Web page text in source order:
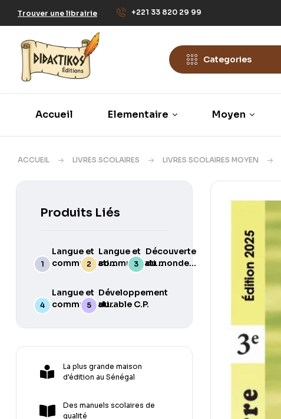
Trouver une librairie +221 33 820 29 99
Categories
Accueil Elementaire Moyen
ACCUEIL LIVRES SCOLAIRES LIVRES SCOLAIRES MOYEN
Produits Liés
Langue et
communication
Langue et
communication
Arabe C.E.2
Découverte
du monde
Langue et
communication
Arabe C.M.2
Développement
durable C.P.
La plus grande maison
d'édition au Sénégal
Des manuels scolaires de
qualité